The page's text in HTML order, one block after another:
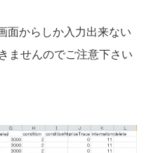
面からしか入力出来ない
ませんのでご注意下さい